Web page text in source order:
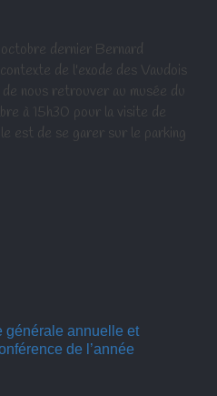
dernier Bernard
de l'exode des Vaudois
nous retrouver au musée du
à 15h30 pour la visite de
est de se garer sur le parking
générale annuelle et
de l’année